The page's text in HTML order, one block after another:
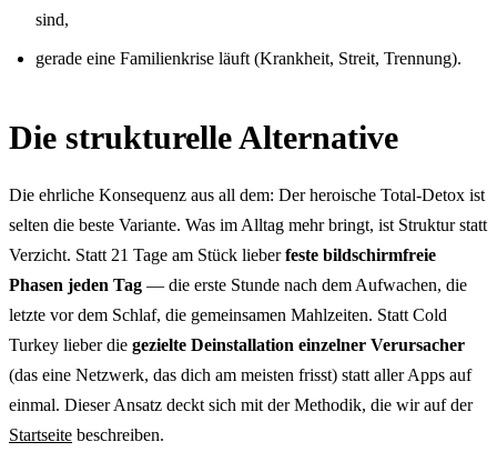
sind,
gerade eine Familienkrise läuft (Krankheit, Streit, Trennung).
Die strukturelle Alternative
Die ehrliche Konsequenz aus all dem: Der heroische Total-Detox ist
selten die beste Variante. Was im Alltag mehr bringt, ist Struktur statt
Verzicht. Statt 21 Tage am Stück lieberfeste bildschirmfreie
Phasen jeden Tag — die erste Stunde nach dem Aufwachen, die
letzte vor dem Schlaf, die gemeinsamen Mahlzeiten. Statt Cold
Turkey lieber die gezielte Deinstallation einzelner Verursacher
(das eine Netzwerk, das dich am meisten frisst) statt aller Apps auf
einmal. Dieser Ansatz deckt sich mit der Methodik, die wir auf der
Startseite beschreiben.